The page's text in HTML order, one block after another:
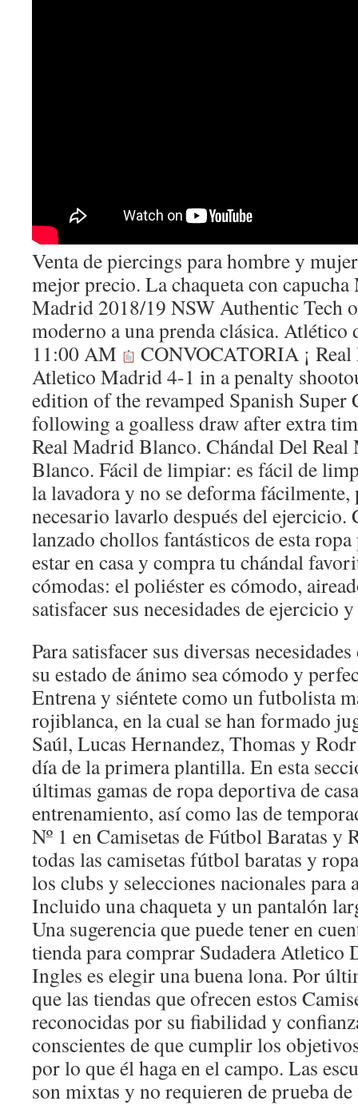
Venta de piercings para hombre y
mejor precio. La chaqueta con
Madrid 2018/19 NSW Authentic Tech
moderno a una prenda clásica. Atlético
11:00 AM
CONVOCATORIA ¡
Atletico Madrid 4-1 in a penalty
edition of the revamped Spanish
following a goalless draw after extra
Real Madrid Blanco. Chándal Del
Blanco. Fácil de limpiar: es fácil de
la lavadora y no se deforma fácilmente,
necesario lavarlo después del ejercicio.
lanzado chollos fantásticos de esta
estar en casa y compra tu chándal
cómodas: el poliéster es cómodo,
satisfacer sus necesidades de ejercicio
Para satisfacer sus diversas
su estado de ánimo sea cómodo y
Entrena y siéntete como un futbolista
rojiblanca, en la cual se han formado
Saúl, Lucas Hernandez, Thomas y
día de la primera plantilla. En esta
últimas gamas de ropa deportiva de
entrenamiento, así como las de
Nº 1 en Camisetas de Fútbol Baratas y
todas las camisetas fútbol baratas y
los clubs y selecciones nacionales para
Incluido una chaqueta y un pantalón
Una sugerencia que puede tener en
tienda para comprar Sudadera
Ingles es elegir una buena lona. Por
que las tiendas que ofrecen estos
reconocidas por su fiabilidad y
conscientes de que cumplir los
por lo que él haga en el campo. Las
son mixtas y no requieren de prueba